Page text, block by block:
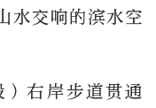
水交响的滨水空
右岸步道贯通